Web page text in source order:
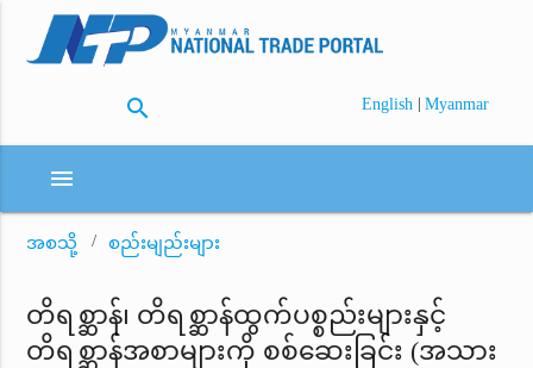
search English | Myanmar
menu
အစသို့ စည်းမျည်းများ
တိရစ္ဆာန်၊ တိရစ္ဆာန်ထွက်ပစ္စည်းများနှင့်
တိရစ္ဆာန်အစာများကို စစ်ဆေးခြင်း (အသား